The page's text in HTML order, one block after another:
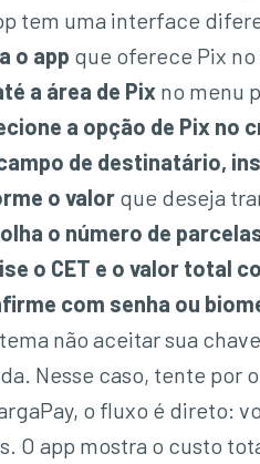
tem uma interface
o app que oferece Pix
a área de Pix no menu
a opção de Pix no
de destinatário,
o valor que deseja
o número de
o CET e o valor total
com senha ou
não aceitar sua
Nesse caso, tente por
o fluxo é direto:
O app mostra o custo